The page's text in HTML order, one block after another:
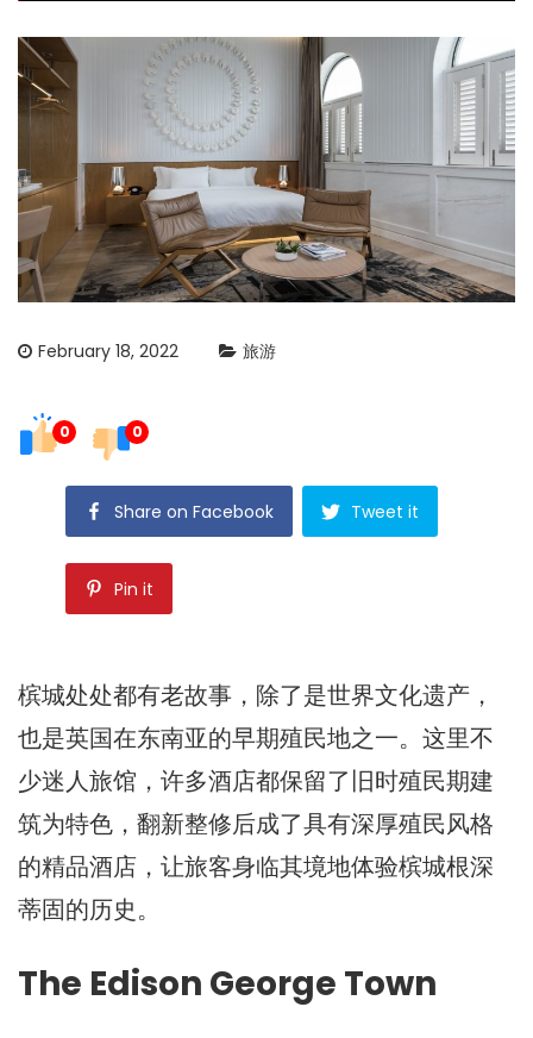
February 18, 2022 旅游
0 0
Share on Facebook Tweet it
Pin it
槟城处处都有老故事，除了是世界文化遗产，
也是英国在东南亚的早期殖民地之一。这里不
少迷人旅馆，许多酒店都保留了旧时殖民期建
筑为特色，翻新整修后成了具有深厚殖民风格
的精品酒店，让旅客身临其境地体验槟城根深
蒂固的历史。
The Edison George Town